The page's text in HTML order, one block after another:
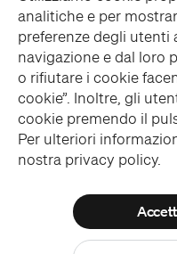
analitiche e per
preferenze degli utenti
navigazione e dal loro
o rifiutare i cookie
cookie”. Inoltre, gli
cookie premendo il
Per ulteriori
nostra privacy policy.
Iscriviti
© MUSEO CAPPELLA
WEBSITE